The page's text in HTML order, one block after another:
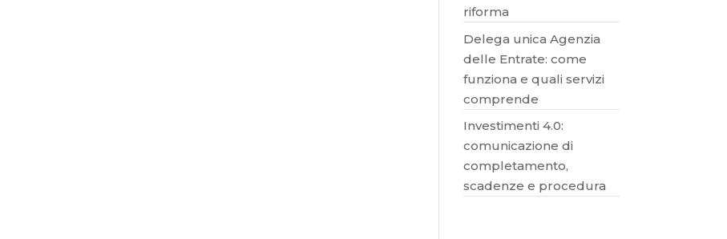
riforma
Delega unica Agenzia
delle Entrate: come
funziona e quali servizi
comprende
Investimenti 4.0:
comunicazione di
completamento,
scadenze e procedura